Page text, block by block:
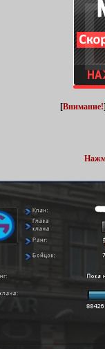
[Внимание!]